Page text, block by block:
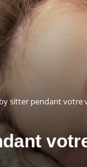
sitter pendant votre